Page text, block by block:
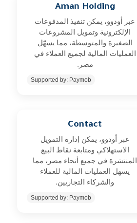
Aman Holding
عبر أودوو، يمكن تنفيذ المدفوعات
الإلكترونية وتمويل المشروعات
الصغيرة والمتوسطة، مما يسهّل
العمليات المالية لجميع العملاء في
مصر.
Supported by: Paymob
Contact
عبر أودوو، يمكن إدارة التمويل
الاستهلاكي ومتابعة نقاط البيع
المنتشرة في جميع أنحاء مصر، مما
يسهل العمليات المالية للعملاء
والشركاء التجاريين.
Supported by: Paymob